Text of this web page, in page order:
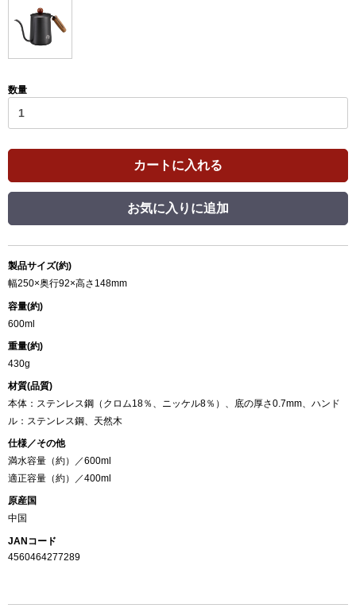
数量
カートに入れる
お気に入りに追加
製品サイズ(約)
幅250×奥行92×高さ148mm
容量(約)
600ml
重量(約)
430g
材質(品質)
本体：ステンレス鋼（クロム18％、ニッケル8％）、底の厚さ0.7mm、ハンド
ル：ステンレス鋼、天然木
仕様／その他
満水容量（約）／600ml
適正容量（約）／400ml
原産国
中国
JANコード
4560464277289